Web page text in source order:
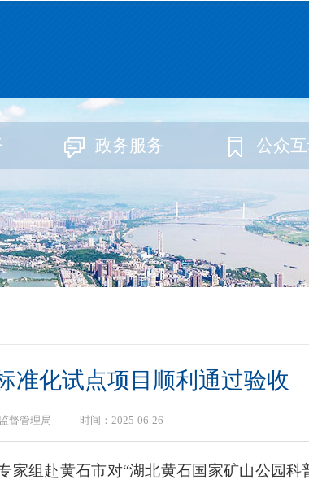
政务服务 公众
准化试点项目顺利通过验收
监督管理局 时间：2025-06-26
组赴黄石市对“湖北黄石国家矿山公园科